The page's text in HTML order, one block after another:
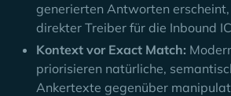
generierten Antworten
direkter Treiber für die Inbound
Kontext vor Exact Match:
priorisieren natürliche,
Ankertexte gegenüber